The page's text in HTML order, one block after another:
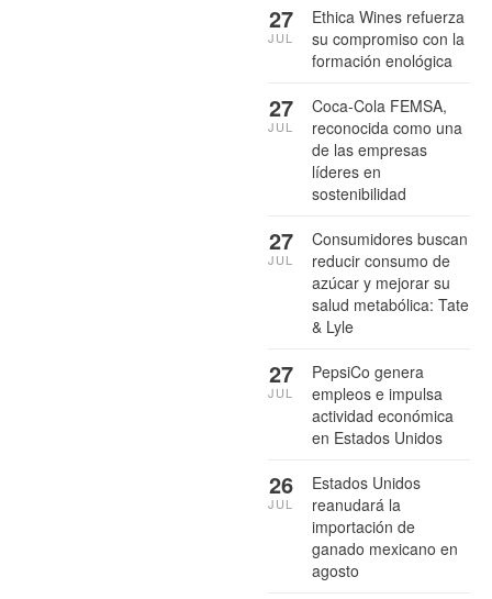
Ethica Wines refuerza
su compromiso con la
formación enológica
27
JUL
Coca-Cola FEMSA,
reconocida como una
de las empresas
líderes en
sostenibilidad
27
JUL
Consumidores buscan
reducir consumo de
azúcar y mejorar su
salud metabólica: Tate
& Lyle
27
JUL
PepsiCo genera
empleos e impulsa
actividad económica
en Estados Unidos
27
JUL
Estados Unidos
reanudará la
importación de
ganado mexicano en
agosto
26
JUL